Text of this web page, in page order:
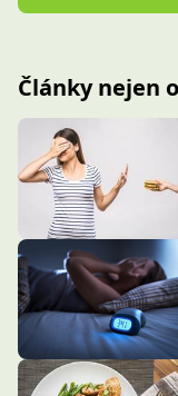
Články nejen